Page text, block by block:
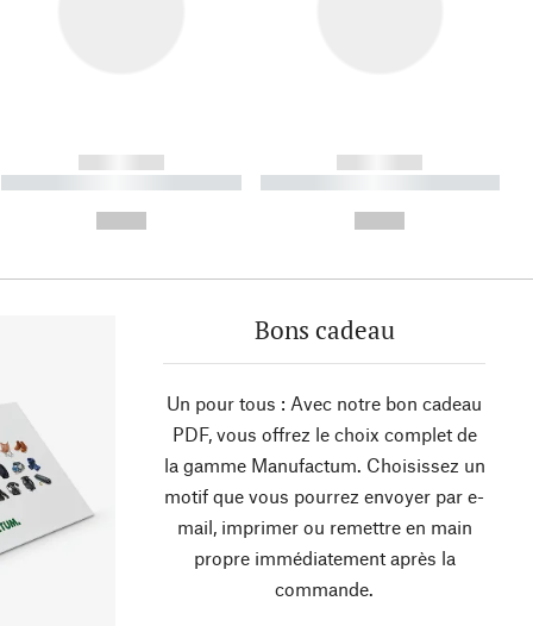
------------
----------- ----------- ----------
------------
----------- ----------- ----------
Bons cadeau
Un pour tous : Avec notre bon cadeau
PDF, vous offrez le choix complet de
la gamme Manufactum. Choisissez un
motif que vous pourrez envoyer par e-
mail, imprimer ou remettre en main
propre immédiatement après la
commande.